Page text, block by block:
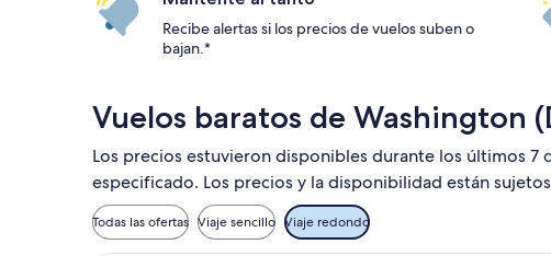
Recibe alertas si los precios de vuelos suben o
bajan.*
Vuelos baratos de Washington
Los precios estuvieron disponibles durante los últimos 7
especificado. Los precios y la disponibilidad están
Todas las ofertas Viaje sencillo Viaje redondo